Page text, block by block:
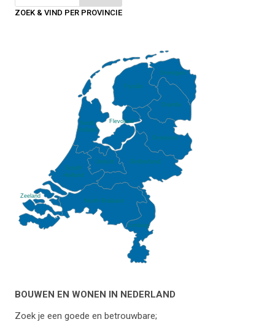
ZOEK & VIND PER PROVINCIE
Drenthe
Flevoland
Fryslân
Gelderland
Groningen
Limburg
North Brabant
North
Holland
Overijssel
South
Holland
Utrecht
Zeeland
BOUWEN EN WONEN IN NEDERLAND
Zoek je een goede en betrouwbare;